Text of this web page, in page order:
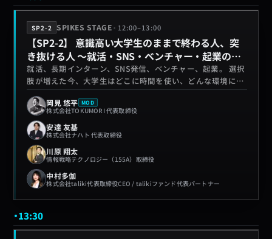
SP2-2 SPIKES STAGE· 12:00–13:00
【SP2-2】 意識高い大学生のままで終わる人、突
き抜ける人 〜就活・SNS・ベンチャー・起業のリ
アル〜
就活、長期インターン、SNS発信、ベンチャー、起業。 選択
肢が増えた今、大学生はどこに時間を使い、どんな環境に身
を置くべきなのか。 本セッションでは、20代で突き抜ける
人の共通点を深掘りする。 起業するか、就職するか。 発信
するか、現場で積み上げるか。 大企業に行くか、ベンチャー
に飛び込むか。 “意識が高い”だけで終わらず、本当に自分の
市場価値を高めるために、大学生の今から何を選び、何を捨
てるべきなのか。
岡見 悠平 MOD
株式会社TOKUMORI 代表取締役
安達 友基
株式会社ナハト 代表取締役
川原 翔太
情報戦略テクノロジー（155A）取締役
中村多伽
株式会社taliki代表取締役CEO / talikiファンド代表パートナー
13:30